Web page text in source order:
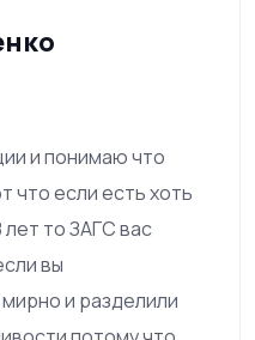
и понимаю что
что если есть хоть
то ЗАГС вас
вы
и разделили